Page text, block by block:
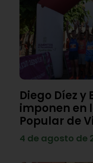
Diego Díez
imponen en
Popular de
4 de agosto de